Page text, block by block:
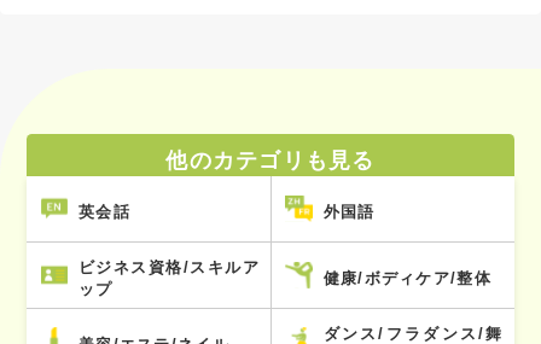
他のカテゴリも見る
英会話 外国語
ビジネス資格/スキルア
ップ
健康/ボディケア/整体
ダンス/フラダンス/舞